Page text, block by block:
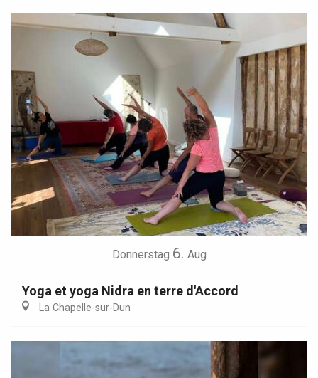
Donnerstag 6. Aug
Yoga et yoga Nidra en terre d'Accord
La Chapelle-sur-Dun